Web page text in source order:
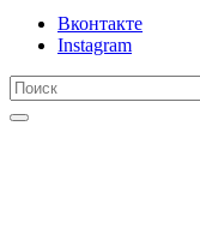
Вконтакте
Instagram